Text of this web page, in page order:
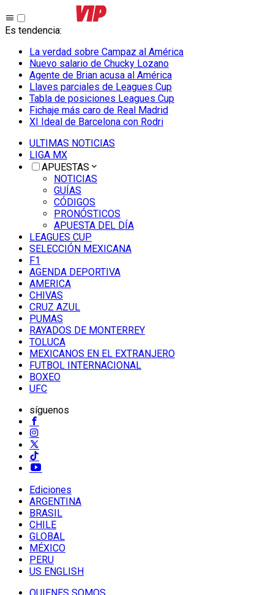
Es tendencia:
La verdad sobre Campaz al América
Nuevo salario de Chucky Lozano
Agente de Brian acusa al América
Llaves parciales de Leagues Cup
Tabla de posiciones Leagues Cup
Fichaje más caro de Real Madrid
XI Ideal de Barcelona con Rodri
ULTIMAS NOTICIAS
LIGA MX
APUESTAS
NOTICIAS
GUÍAS
CÓDIGOS
PRONÓSTICOS
APUESTA DEL DÍA
LEAGUES CUP
SELECCIÓN MEXICANA
F1
AGENDA DEPORTIVA
AMERICA
CHIVAS
CRUZ AZUL
PUMAS
RAYADOS DE MONTERREY
TOLUCA
MEXICANOS EN EL EXTRANJERO
FUTBOL INTERNACIONAL
BOXEO
UFC
síguenos
Ediciones
ARGENTINA
BRASIL
CHILE
GLOBAL
MÉXICO
PERU
US ENGLISH